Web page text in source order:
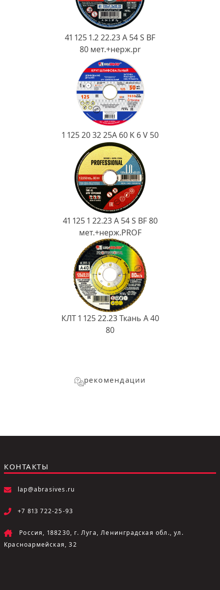
41 125 1.2 22.23 A 54 S BF
80 мет.+нерж.pr
1 125 20 32 25А 60 K 6 V 50
41 125 1 22.23 A 54 S BF 80
мет.+нерж.PROF
КЛТ 1 125 22.23 Ткань A 40
80
рекомендации
КОНТАКТЫ
lap@abrasives.ru
+7 813 722-25-93
Россия, 188230, г. Луга, Ленинградская обл., ул.
Красноармейская, 32